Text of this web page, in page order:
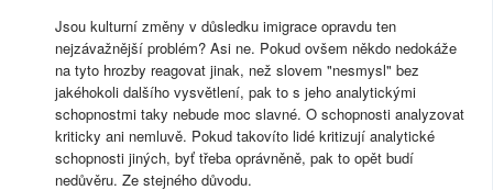
Jsou kulturní změny v důsledku imigrace opravdu ten
nejzávažnější problém? Asi ne. Pokud ovšem někdo nedokáže
na tyto hrozby reagovat jinak, než slovem "nesmysl" bez
jakéhokoli dalšího vysvětlení, pak to s jeho analytickými
schopnostmi taky nebude moc slavné. O schopnosti analyzovat
kriticky ani nemluvě. Pokud takovíto lidé kritizují analytické
schopnosti jiných, byť třeba oprávněně, pak to opět budí
nedůvěru. Ze stejného důvodu.